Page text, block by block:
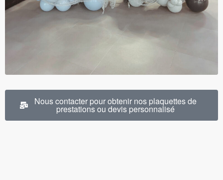
Nous contacter pour obtenir nos plaquettes de
prestations ou devis personnalisé